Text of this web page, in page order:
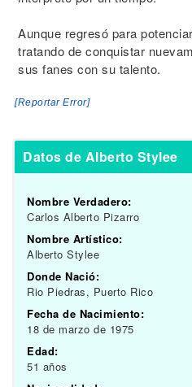
Aunque regresó para
tratando de conquistar
sus fanes con su talento.
[Reportar Error]
Datos de Alberto Stylee
Nombre Verdadero:
Carlos Alberto Pizarro
Nombre Artístico:
Alberto Stylee
Donde Nació:
Rio Piedras, Puerto Rico
Fecha de Nacimiento:
18 de marzo de 1975
Edad:
51 años